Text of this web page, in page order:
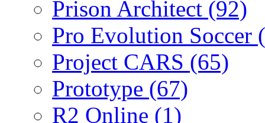
Prison Architect (92)
Pro Evolution Soccer
Project CARS (65)
Prototype (67)
R2 Online (1)